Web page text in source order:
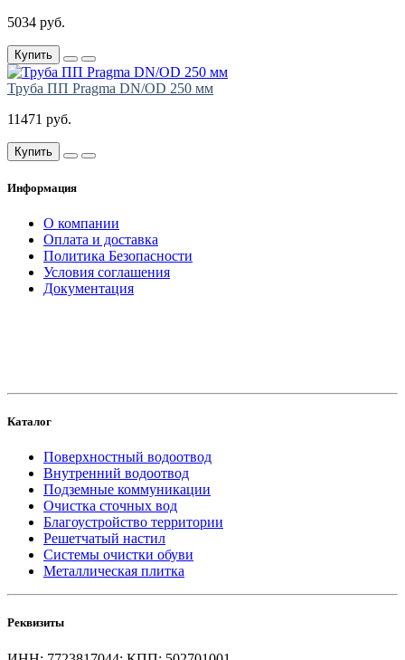
5034 руб.
Купить
Труба ПП Pragma DN/OD 250 мм
11471 руб.
Купить
Информация
О компании
Оплата и доставка
Политика Безопасности
Условия соглашения
Документация
Каталог
Поверхностный водоотвод
Внутренний водоотвод
Подземные коммуникации
Очистка сточных вод
Благоустройство территории
Решетчатый настил
Системы очистки обуви
Металлическая плитка
Реквизиты